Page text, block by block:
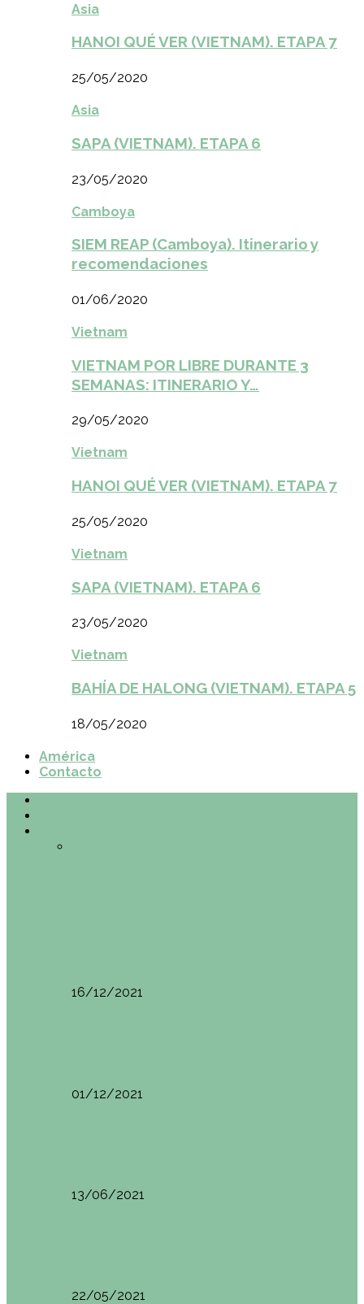
Asia
HANOI QUÉ VER (VIETNAM). ETAPA 7
25/05/2020
Asia
SAPA (VIETNAM). ETAPA 6
23/05/2020
Camboya
SIEM REAP (Camboya). Itinerario y
recomendaciones
01/06/2020
Vietnam
VIETNAM POR LIBRE DURANTE 3
SEMANAS: ITINERARIO Y…
29/05/2020
Vietnam
HANOI QUÉ VER (VIETNAM). ETAPA 7
25/05/2020
Vietnam
SAPA (VIETNAM). ETAPA 6
23/05/2020
Vietnam
BAHÍA DE HALONG (VIETNAM). ETAPA 5
18/05/2020
América
Contacto
16/12/2021
01/12/2021
13/06/2021
22/05/2021